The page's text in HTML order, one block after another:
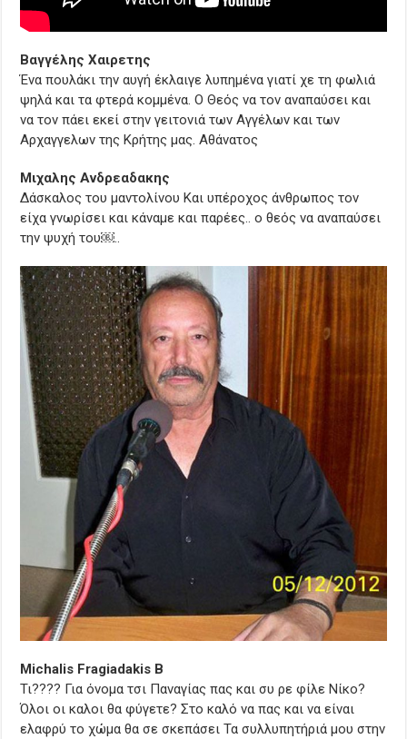
Βαγγέλης Χαιρετης
Ένα πουλάκι την αυγή έκλαιγε λυπημένα γιατί χε τη φωλιά
ψηλά και τα φτερά κομμένα. Ο Θεός να τον αναπαύσει και
να τον πάει εκεί στην γειτονιά των Αγγέλων και των
Αρχαγγελων της Κρήτης μας. Αθάνατος
Μιχαλης Ανδρεαδακης
Δάσκαλος του μαντολίνου Και υπέροχος άνθρωπος τον
είχα γνωρίσει και κάναμε και παρέες.. ο θεός να αναπαύσει
την ψυχή του￼..
Michalis Fragiadakis B
Τι???? Για όνομα τσι Παναγίας πας και συ ρε φίλε Νίκο?
Όλοι οι καλοι θα φύγετε? Στο καλό να πας και να είναι
ελαφρύ το χώμα θα σε σκεπάσει Τα συλλυπητήριά μου στην